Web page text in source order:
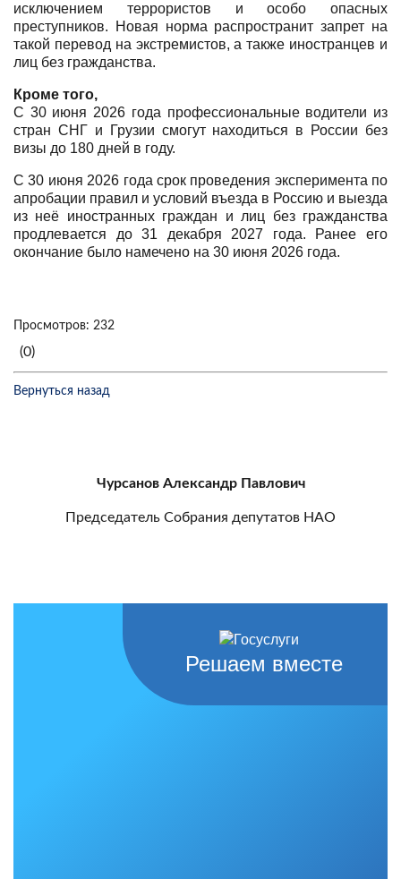
исключением террористов и особо опасных
преступников. Новая норма распространит запрет на
такой перевод на экстремистов, а также иностранцев и
лиц без гражданства.
Кроме того,
С 30 июня 2026 года профессиональные водители из
стран СНГ и Грузии смогут находиться в России без
визы до 180 дней в году.
С 30 июня 2026 года срок проведения эксперимента по
апробации правил и условий въезда в Россию и выезда
из неё иностранных граждан и лиц без гражданства
продлевается до 31 декабря 2027 года. Ранее его
окончание было намечено на 30 июня 2026 года.
Просмотров: 232
(0)
Вернуться назад
Чурсанов Александр Павлович
Председатель Собрания депутатов НАО
Решаем вместе